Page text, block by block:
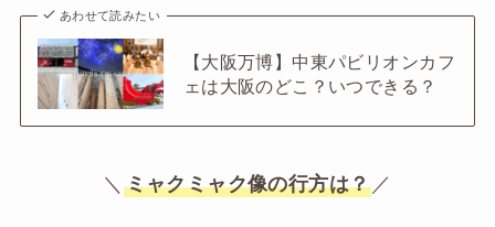
あわせて読みたい
【大阪万博】中東パビリオンカフ
ェは大阪のどこ？いつできる？
＼ ミャクミャク像の行方は？ ／